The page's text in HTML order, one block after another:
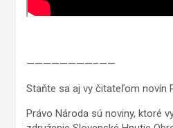
————————–——
Staňte sa aj vy čitateľom novín
Právo Národa sú noviny, ktoré